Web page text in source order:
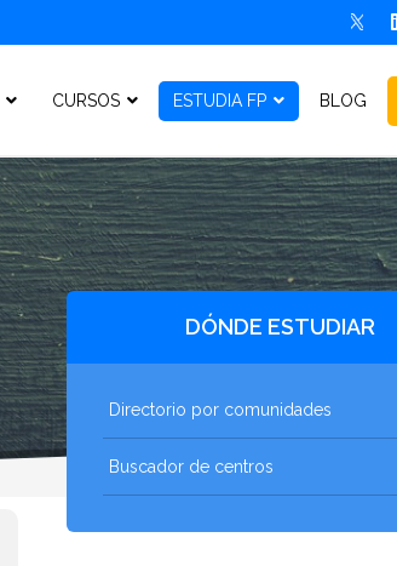
CURSOS ESTUDIA FP BLOG
DÓNDE ESTUDIAR
Directorio por comunidades
Buscador de centros